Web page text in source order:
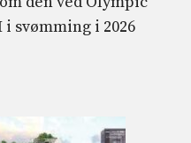
i svømming i 2026